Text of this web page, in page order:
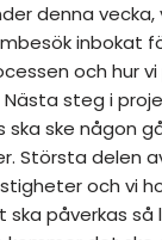
denna vecka,
inbokat
och hur
steg i
ska ske någon
Största delen
och vi
ska påverkas så